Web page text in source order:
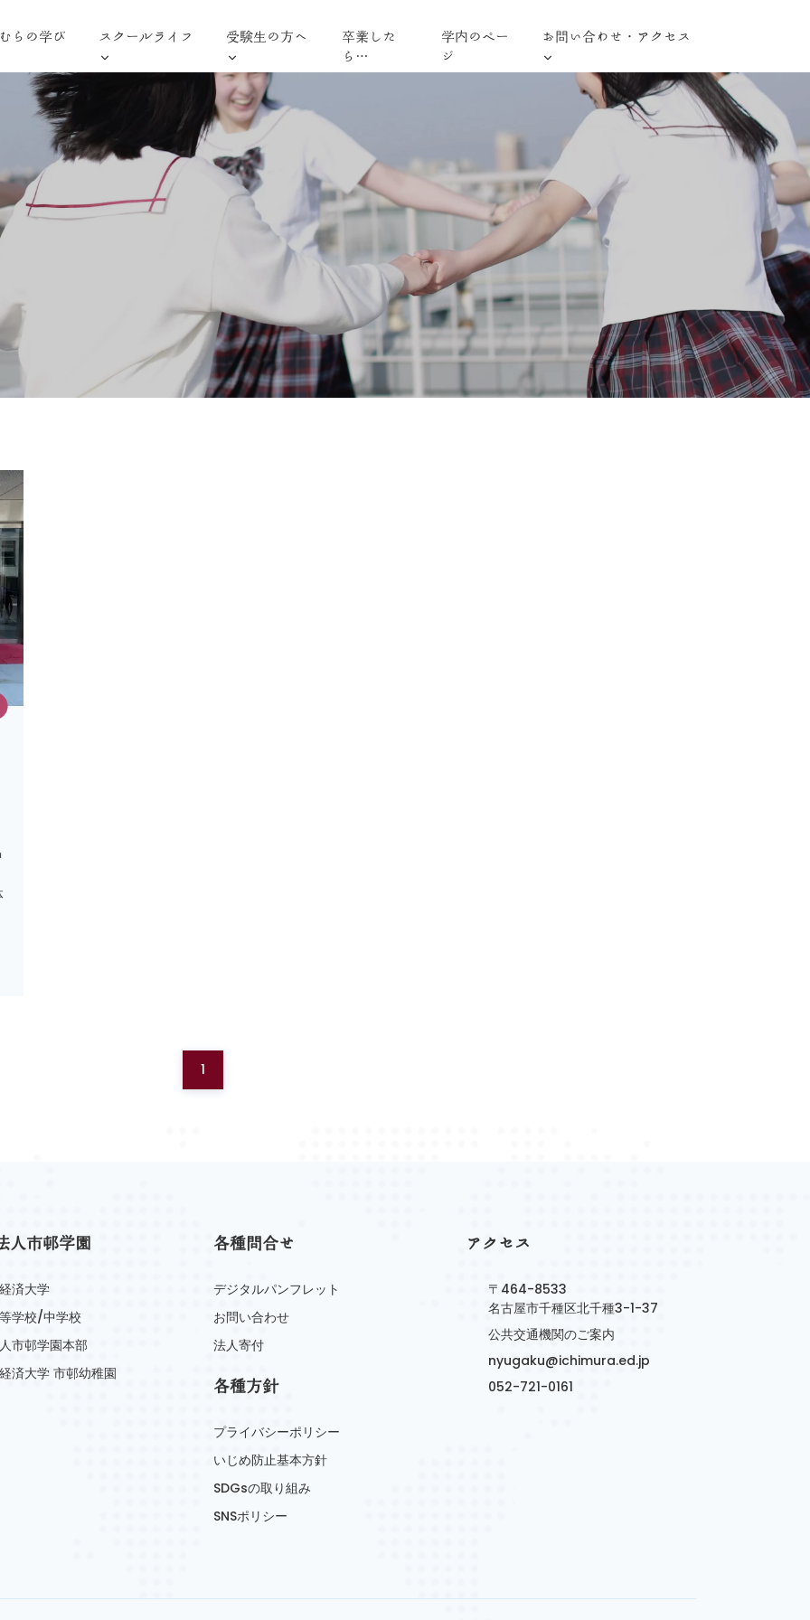
らの学び スクールライフ 受験生の方へ
卒業した
ら…
学内のペー
ジ
お問い合わせ・アクセス
1
人市邨学園
済大学
学校/中学校
市邨学園本部
済大学 市邨幼稚園
各種問合せ
デジタルパンフレット
お問い合わせ
法人寄付
各種方針
プライバシーポリシー
いじめ防止基本方針
SDGsの取り組み
SNSポリシー
アクセス
〒464-8533
名古屋市千種区北千種3-1-37
公共交通機関のご案内
nyugaku@ichimura.ed.jp
052-721-0161